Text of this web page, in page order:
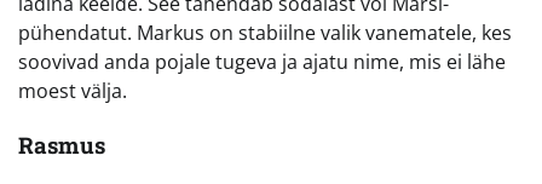
pühendatut. Markus on stabiilne valik vanematele, kes
soovivad anda pojale tugeva ja ajatu nime, mis ei lähe
moest välja.
Rasmus